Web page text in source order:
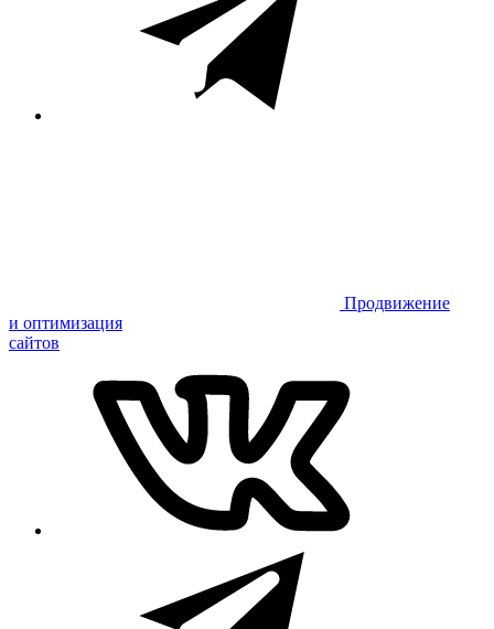
Продвижение
и оптимизация
сайтов